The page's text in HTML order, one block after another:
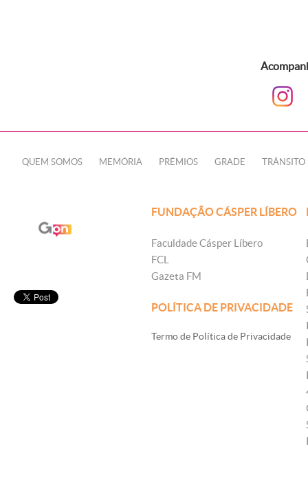
QUEM SOMOS MEMÓRIA PRÊMIOS GRADE TRÂNSITO
FUNDAÇÃO CÁSPER LÍBERO
Faculdade Cásper Líbero
FCL
Gazeta FM
POLÍTICA DE PRIVACIDADE
Termo de Política de Privacidade